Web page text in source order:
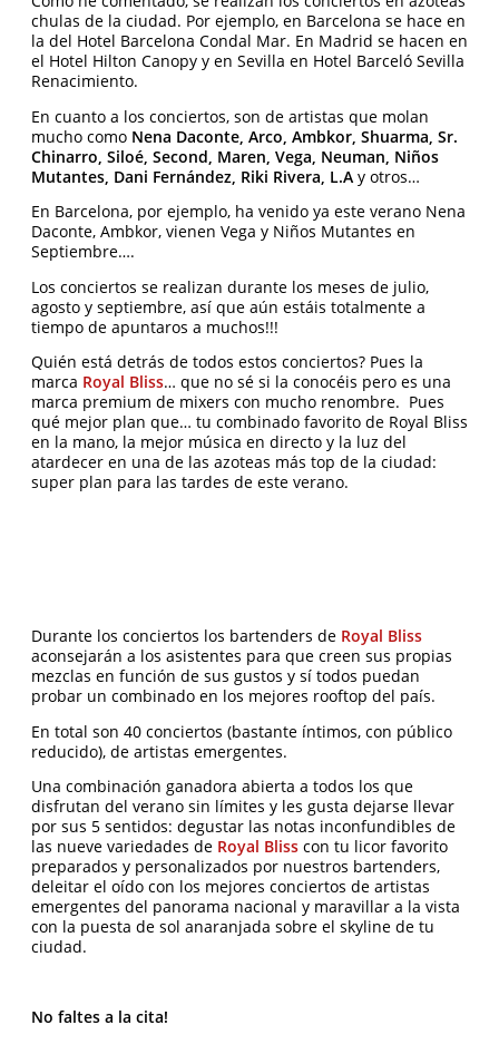
chulas de la ciudad. Por ejemplo, en Barcelona se hace en
la del Hotel Barcelona Condal Mar. En Madrid se hacen en
el Hotel Hilton Canopy y en Sevilla en Hotel Barceló Sevilla
Renacimiento.
En cuanto a los conciertos, son de artistas que molan
mucho como Nena Daconte, Arco, Ambkor, Shuarma, Sr.
Chinarro, Siloé, Second, Maren, Vega, Neuman, Niños
Mutantes, Dani Fernández, Riki Rivera, L.A y otros…
En Barcelona, por ejemplo, ha venido ya este verano Nena
Daconte, Ambkor, vienen Vega y Niños Mutantes en
Septiembre….
Los conciertos se realizan durante los meses de julio,
agosto y septiembre, así que aún estáis totalmente a
tiempo de apuntaros a muchos!!!
Quién está detrás de todos estos conciertos? Pues la
marca Royal Bliss… que no sé si la conocéis pero es una
marca premium de mixers con mucho renombre. Pues
qué mejor plan que… tu combinado favorito de Royal Bliss
en la mano, la mejor música en directo y la luz del
atardecer en una de las azoteas más top de la ciudad:
super plan para las tardes de este verano.
Durante los conciertos los bartenders de Royal Bliss
aconsejarán a los asistentes para que creen sus propias
mezclas en función de sus gustos y sí todos puedan
probar un combinado en los mejores rooftop del país.
En total son 40 conciertos (bastante íntimos, con público
reducido), de artistas emergentes.
Una combinación ganadora abierta a todos los que
disfrutan del verano sin límites y les gusta dejarse llevar
por sus 5 sentidos: degustar las notas inconfundibles de
las nueve variedades de Royal Bliss con tu licor favorito
preparados y personalizados por nuestros bartenders,
deleitar el oído con los mejores conciertos de artistas
emergentes del panorama nacional y maravillar a la vista
con la puesta de sol anaranjada sobre el skyline de tu
ciudad.
No faltes a la cita!